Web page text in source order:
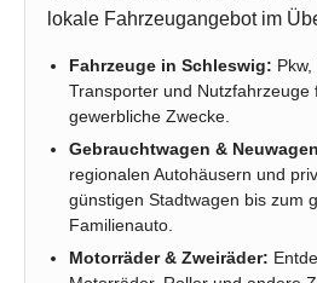
lokale Fahrzeugangebot im
Fahrzeuge in Schleswig:
Transporter und Nutzfahrzeuge
gewerbliche Zwecke.
Gebrauchtwagen &
regionalen Autohäusern und
günstigen Stadtwagen bis zum
Familienauto.
Motorräder & Zweiräder: